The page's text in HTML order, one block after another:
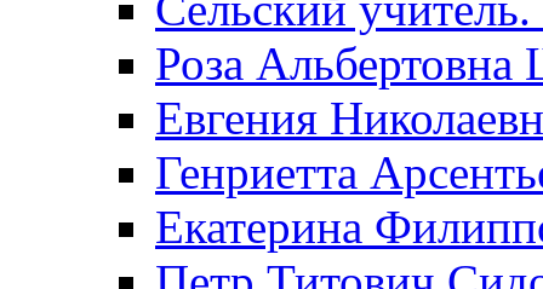
Роза
Евгения
Генриетта
Екатерина